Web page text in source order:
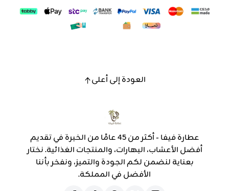
العودة إلى أعلى
عطارة فيفا - أكثر من 45 عامًا من الخبرة في تقديم
أفضل الأعشاب، البهارات، والمنتجات الغذائية. نختار
بعناية لنضمن لكم الجودة والتميز، ونفخر بأننا
الأفضل في المملكة.